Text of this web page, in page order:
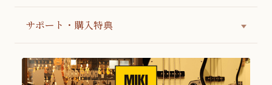
サポート・購入特典